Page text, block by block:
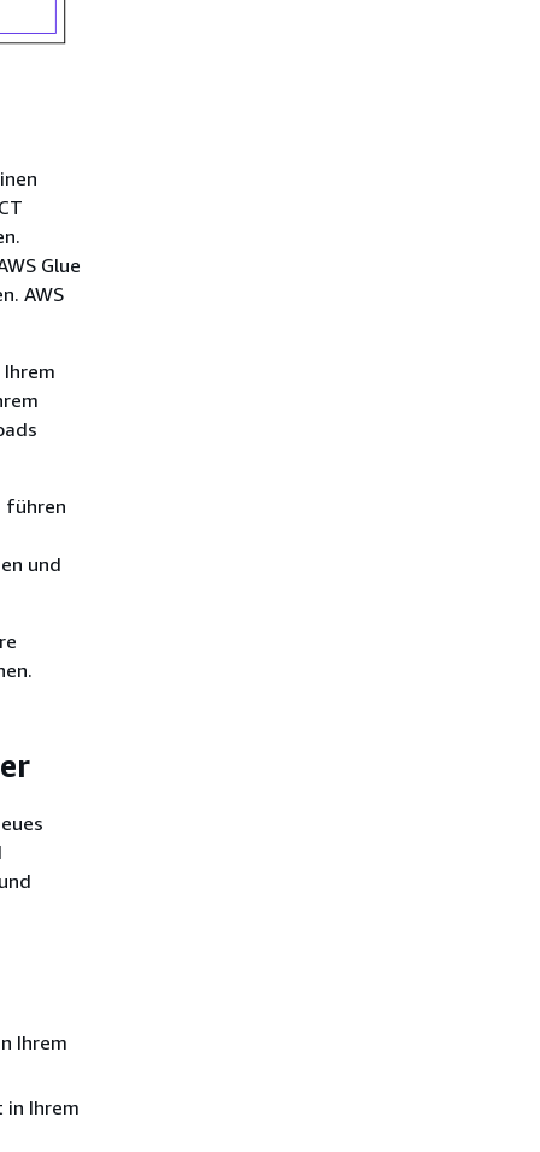
Glue
AWS
Ihrem
führen
und
Ihrem
in Ihrem